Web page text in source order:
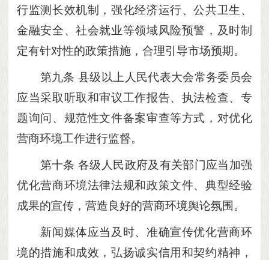
行监测长效机制，强化经济运行、公共卫生、
金融安全、社会就业等领域风险预警，及时制
定有针对性的政策措施，合理引导市场预期。
第九条 县级以上人民代表大会常务委员会
应当采取听取和审议工作报告、执法检查、专
题询问、规范性文件备案审查等方式，对优化
营商环境工作进行监督。
第十条 各级人民政府及有关部门应当加强
优化营商环境法律法规和政策文件、典型经验
成果的宣传，营造良好的营商环境舆论氛围。
新闻媒体应当及时、准确宣传优化营商环
境的措施和成效，弘扬诚实信用和契约精神，